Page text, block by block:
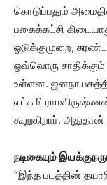
கொடுப்பதும்
பகைக்கட்சி
ஒடுக்குமுறை,
ஒவ்வொரு
உள்ளன.
லட்சுமி
கூறுகிறார்.
நடிகையும்
“இந்த படத்தின்